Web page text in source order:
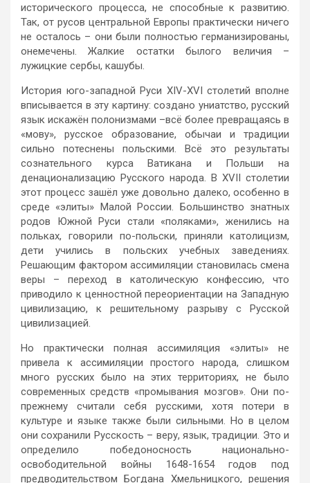
исторического процесса, не способные к развитию.
Так, от русов центральной Европы практически ничего
не осталось – они были полностью германизированы,
онемечены. Жалкие остатки былого величия –
лужицкие сербы, кашубы.
История юго-западной Руси XIV-XVI столетий вполне
вписывается в эту картину: создано униатство, русский
язык искажён полонизмами –всё более превращаясь в
«мову», русское образование, обычаи и традиции
сильно потеснены польскими. Всё это результаты
сознательного курса Ватикана и Польши на
денационализацию Русского народа. В XVII столетии
этот процесс зашёл уже довольно далеко, особенно в
среде «элиты» Малой России. Большинство знатных
родов Южной Руси стали «поляками», женились на
польках, говорили по-польски, приняли католицизм,
дети учились в польских учебных заведениях.
Решающим фактором ассимиляции становилась смена
веры – переход в католическую конфессию, что
приводило к ценностной переориентации на Западную
цивилизацию, к решительному разрыву с Русской
цивилизацией.
Но практически полная ассимиляция «элиты» не
привела к ассимиляции простого народа, слишком
много русских было на этих территориях, не было
современных средств «промывания мозгов». Они по-
прежнему считали себя русскими, хотя потери в
культуре и языке также были сильными. Но в целом
они сохранили Русскость – веру, язык, традиции. Это и
определило победоносность национально-
освободительной войны 1648-1654 годов под
предводительством Богдана Хмельницкого, решения